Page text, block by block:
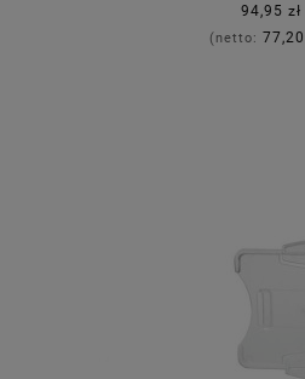
94,95 zł
(netto: 77,20